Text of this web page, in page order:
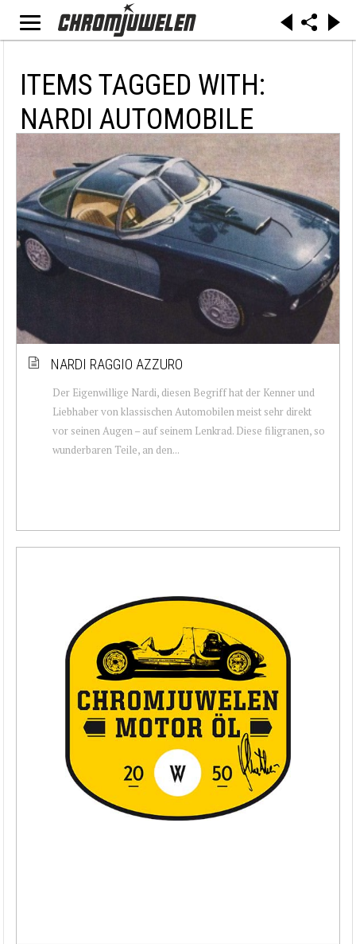
ITEMS TAGGED WITH:
NARDI AUTOMOBILE
NARDI RAGGIO AZZURO
Der Eigenwillige Nardi, diesen Begriff hat der Kenner und
Liebhaber von klassischen Automobilen meist sehr direkt
vor seinen Augen – auf seinem Lenkrad. Diese filigranen, so
wunderbaren Teile, an den...